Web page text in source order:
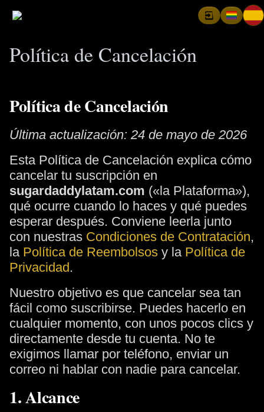
Política de Cancelación
Política de Cancelación
Última actualización: 24 de mayo de 2026
Esta Política de Cancelación explica cómo
cancelar tu suscripción en
sugardaddylatam.com («la Plataforma»),
qué ocurre cuando lo haces y qué puedes
esperar después. Conviene leerla junto
con nuestras Condiciones de Contratación,
la Política de Reembolsos y la Política de
Privacidad.
Nuestro objetivo es que cancelar sea tan
fácil como suscribirse. Puedes hacerlo en
cualquier momento, con unos pocos clics y
directamente desde tu cuenta. No te
exigimos llamar por teléfono, enviar un
correo ni hablar con nadie para cancelar.
1. Alcance